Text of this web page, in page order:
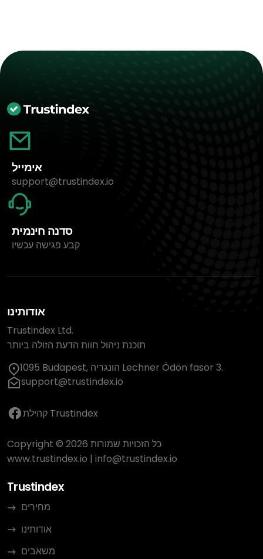
אימייל
support@trustindex.io
סדנה חינמית
קבע פגישה עכשיו
אודותינו
Trustindex Ltd.
תוכנת ניהול חוות הדעת הזולה ביותר
1095 Budapest, הונגריה Lechner Ödön fasor 3.
support@trustindex.io
קהילת Trustindex
Copyright © 2026 כל הזכויות שמורות
www.trustindex.io | info@trustindex.io
Trustindex
מחירים
אודותינו
משאבים